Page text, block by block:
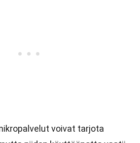
voivat tarjota